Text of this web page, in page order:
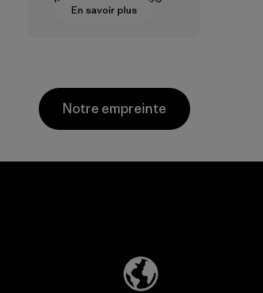
En savoir plus
vers des
chaîne
d'approvisionneme
nt.
Divisions)
Notre empreinte